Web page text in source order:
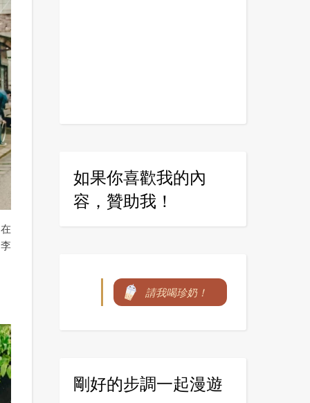
如果你喜歡我的內
容，贊助我！
請我喝珍奶！
剛好的步調一起漫遊